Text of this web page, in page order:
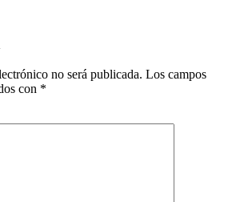
no será publicada. Los campos
con *